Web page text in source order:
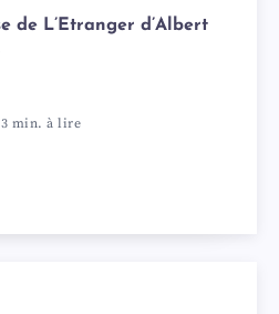
de L’Etranger d’Albert
3 min. à lire